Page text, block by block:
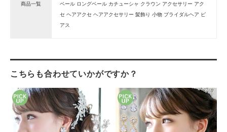
商品一覧
ベール ロングベール カチューシャ クラウン アクセサリー アク
セ ヘアアクセ ヘアアクセサリー 髪飾り 小物 ブライダルヘア ピ
アス
こちらも合わせていかがですか？